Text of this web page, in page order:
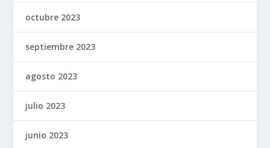
octubre 2023
septiembre 2023
agosto 2023
julio 2023
junio 2023